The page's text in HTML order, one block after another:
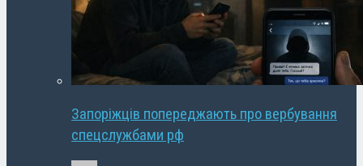
Запоріжців попереджають про вербування
спецслужбами рф